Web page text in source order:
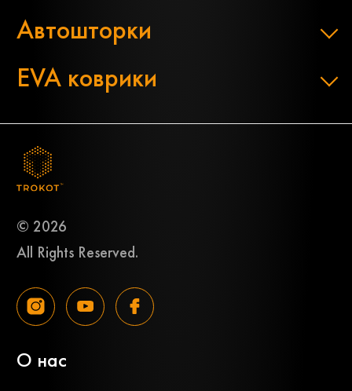
Автошторки
EVA коврики
© 2026
All Rights Reserved.
О нас